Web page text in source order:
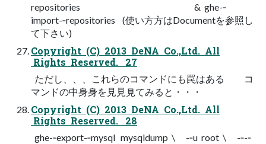
repositories & ghe-­‐
import-­‐repositories (使い⽅方はDocumentを参照し
て下さい)
Copyright (C) 2013 DeNA Co.,Ltd. All
Rights Reserved. 27
ただし、、、これらのコマンドにも罠はある コ
マンドの中⾝身を⾒見見てみると・・・
Copyright (C) 2013 DeNA Co.,Ltd. All
Rights Reserved. 28
ghe-­‐export-­‐mysql mysqldump \ -­‐u root \ -­‐-­‐